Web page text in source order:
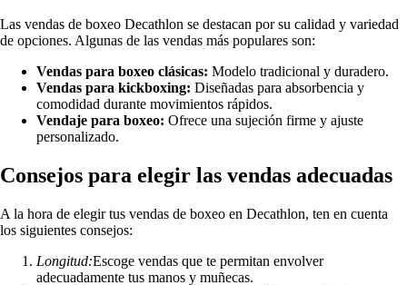
Las vendas de boxeo Decathlon se destacan por su calidad y variedad
de opciones. Algunas de las vendas más populares son:
Vendas para boxeo clásicas: Modelo tradicional y duradero.
Vendas para kickboxing: Diseñadas para absorbencia y
comodidad durante movimientos rápidos.
Vendaje para boxeo: Ofrece una sujeción firme y ajuste
personalizado.
Consejos para elegir las vendas adecuadas
A la hora de elegir tus vendas de boxeo en Decathlon, ten en cuenta
los siguientes consejos:
Longitud:Escoge vendas que te permitan envolver
adecuadamente tus manos y muñecas.